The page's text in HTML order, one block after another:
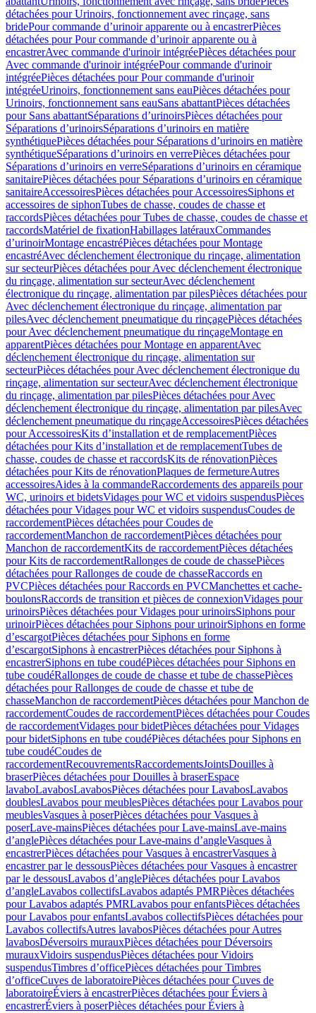
détachées pour Urinoirs, fonctionnement avec rinçage, sans
bridePour commande d’urinoir apparente ou à encastrerPièces
détachées pour Pour commande d’urinoir apparente ou à
encastrerAvec commande d'urinoir intégréePièces détachées pour
Avec commande d'urinoir intégréePour commande d'urinoir
intégréePièces détachées pour Pour commande d'urinoir
intégréeUrinoirs, fonctionnement sans eauPièces détachées pour
Urinoirs, fonctionnement sans eauSans abattantPièces détachées
pour Sans abattantSéparations d’urinoirsPièces détachées pour
Séparations d’urinoirsSéparations d’urinoirs en matière
synthétiquePièces détachées pour Séparations d’urinoirs en matière
synthétiqueSéparations d’urinoirs en verrePièces détachées pour
Séparations d’urinoirs en verreSéparations d’urinoirs en céramique
sanitairePièces détachées pour Séparations d’urinoirs en céramique
sanitaireAccessoiresPièces détachées pour AccessoiresSiphons et
accessoires de siphonTubes de chasse, coudes de chasse et
raccordsPièces détachées pour Tubes de chasse, coudes de chasse et
raccordsMatériel de fixationHabillages latérauxCommandes
dʼurinoirMontage encastréPièces détachées pour Montage
encastréAvec déclenchement électronique du rinçage, alimentation
sur secteurPièces détachées pour Avec déclenchement électronique
du rinçage, alimentation sur secteurAvec déclenchement
électronique du rinçage, alimentation par pilesPièces détachées pour
Avec déclenchement électronique du rinçage, alimentation par
pilesAvec déclenchement pneumatique du rinçagePièces détachées
pour Avec déclenchement pneumatique du rinçageMontage en
apparentPièces détachées pour Montage en apparentAvec
déclenchement électronique du rinçage, alimentation sur
secteurPièces détachées pour Avec déclenchement électronique du
rinçage, alimentation sur secteurAvec déclenchement électronique
du rinçage, alimentation par pilesPièces détachées pour Avec
déclenchement électronique du rinçage, alimentation par pilesAvec
déclenchement pneumatique du rinçageAccessoiresPièces détachées
pour AccessoiresKits d’installation et de remplacementPièces
détachées pour Kits d’installation et de remplacementTubes de
chasse, coudes de chasse et raccordsKits de rénovationPièces
détachées pour Kits de rénovationPlaques de fermetureAutres
accessoiresAides à la commandeRaccordements des appareils pour
WC, urinoirs et bidetsVidages pour WC et vidoirs suspendusPièces
détachées pour Vidages pour WC et vidoirs suspendusCoudes de
raccordementPièces détachées pour Coudes de
raccordementManchon de raccordementPièces détachées pour
Manchon de raccordementKits de raccordementPièces détachées
pour Kits de raccordementRallonges de coude de chassePièces
détachées pour Rallonges de coude de chasseRaccords en
PVCPièces détachées pour Raccords en PVCManchettes et cache-
boulonsRaccords de transition et pièces de connexionVidages pour
urinoirsPièces détachées pour Vidages pour urinoirsSiphons pour
urinoirPièces détachées pour Siphons pour urinoirSiphons en forme
d’escargotPièces détachées pour Siphons en forme
d’escargotSiphons à encastrerPièces détachées pour Siphons à
encastrerSiphons en tube coudéPièces détachées pour Siphons en
tube coudéRallonges de coude de chasse et tube de chassePièces
détachées pour Rallonges de coude de chasse et tube de
chasseManchon de raccordementPièces détachées pour Manchon de
raccordementCoudes de raccordementPièces détachées pour Coudes
de raccordementVidages pour bidetPièces détachées pour Vidages
pour bidetSiphons en tube coudéPièces détachées pour Siphons en
tube coudéCoudes de
raccordementRecouvrementsRaccordementsJointsDouilles à
braserPièces détachées pour Douilles à braserEspace
lavaboLavabosLavabosPièces détachées pour LavabosLavabos
doublesLavabos pour meublesPièces détachées pour Lavabos pour
meublesVasques à poserPièces détachées pour Vasques à
poserLave-mainsPièces détachées pour Lave-mainsLave-mains
d’anglePièces détachées pour Lave-mains d’angleVasques à
encastrerPièces détachées pour Vasques à encastrerVasques à
encastrer par le dessousPièces détachées pour Vasques à encastrer
par le dessousLavabos d’anglePièces détachées pour Lavabos
d’angleLavabos collectifsLavabos adaptés PMRPièces détachées
pour Lavabos adaptés PMRLavabos pour enfantsPièces détachées
pour Lavabos pour enfantsLavabos collectifsPièces détachées pour
Lavabos collectifsAutres lavabosPièces détachées pour Autres
lavabosDéversoirs murauxPièces détachées pour Déversoirs
murauxVidoirs suspendusPièces détachées pour Vidoirs
suspendusTimbres dʼofficePièces détachées pour Timbres
dʼofficeCuves de laboratoirePièces détachées pour Cuves de
laboratoireÉviers à encastrerPièces détachées pour Éviers à
encastrerÉviers à poserPièces détachées pour Éviers à